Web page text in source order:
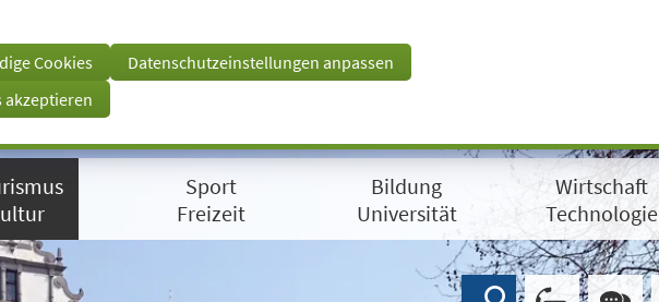
Cookies
Datenschutzeinstellungen anpassen
akzeptieren
Sport
Freizeit
Bildung
Universität
Wirtschaft
Technologie